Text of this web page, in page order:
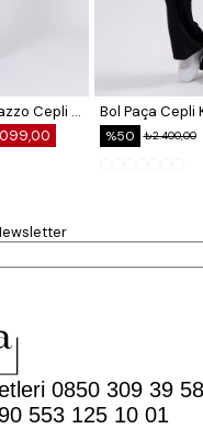
Ön Çift Pileli Salaş Plazzo Cepli Pantolon
₺2.400,00
%50
0850 309 39
553 125 10 01